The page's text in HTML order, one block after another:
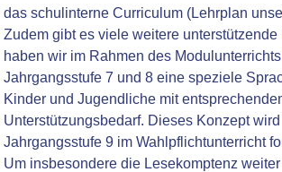
das schulinterne Curriculum (Lehrplan
Zudem gibt es viele weitere
haben wir im Rahmen des
Jahrgangsstufe 7 und 8 eine speziele
Kinder und Jugendliche mit
Unterstützungsbedarf. Dieses Konzept
Jahrgangsstufe 9 im Wahlpflichtunterricht
Um insbesondere die Lesekomptenz